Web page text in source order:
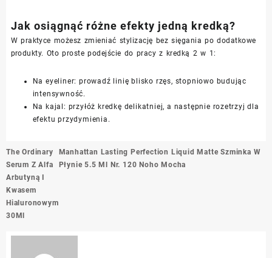
Jak osiągnąć różne efekty jedną kredką?
W praktyce możesz zmieniać stylizację bez sięgania po dodatkowe
produkty. Oto proste podejście do pracy z kredką 2 w 1:
Na eyeliner: prowadź linię blisko rzęs, stopniowo budując
intensywność.
Na kajal: przyłóż kredkę delikatniej, a następnie rozetrzyj dla
efektu przydymienia.
Nawigacja
wpisu
The Ordinary
Serum Z Alfa
Arbutyną I
Kwasem
Hialuronowym
30Ml
Manhattan Lasting Perfection Liquid Matte Szminka W
Płynie 5.5 Ml Nr. 120 Noho Mocha